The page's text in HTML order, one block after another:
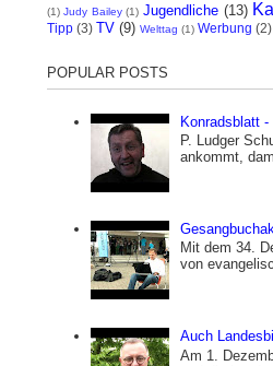
(1) Judy Bailey (1) Jugendliche (13)
Tipp (3) TV (9) Welttag (1) Werbung (2)
POPULAR POSTS
Konradsblatt
P. Ludger
ankommt,
Mit dem 34.
von
Auch
Am 1.